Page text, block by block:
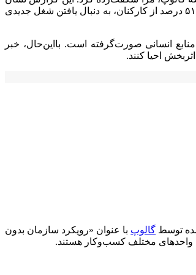
می‌دهد تنها ۳۲ درصد از کارکنان در ایالات متحده، واقعاً درگیر و متعهد به کار خود هستند. یافته‌های تحقیق دیگری از همین مؤسسه حاکی از آن است که بیش از ۵۱ درصد از کارکنان، به دنبال یافتن شغل جدیدی
انسانی صورت‌گرفته است. بااین‌حال، خبر
احیا کنند.
توسط گالوپ با عنوان «رویکرد سازمان بدون